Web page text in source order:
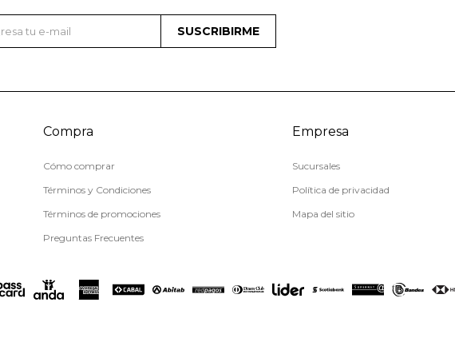
SUSCRIBIRME
Compra
Cómo comprar
Términos y Condiciones
Términos de promociones
Preguntas Frecuentes
Empresa
Sucursales
Política de privacidad
Mapa del sitio